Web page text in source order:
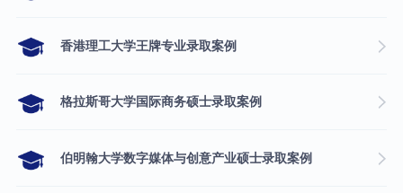
香港理工大学王牌专业录取案例
格拉斯哥大学国际商务硕士录取案例
伯明翰大学数字媒体与创意产业硕士录取案例